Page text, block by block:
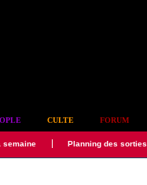
CULTE FORUM
semaine Planning des sorties